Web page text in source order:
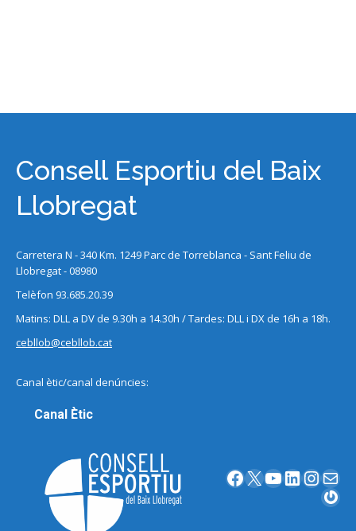
Consell Esportiu del Baix
Llobregat
Carretera N - 340 Km. 1249 Parc de Torreblanca - Sant Feliu de
Llobregat - 08980
Telèfon 93.685.20.39
Matins: DLL a DV de 9.30h a 14.30h / Tardes: DLL i DX de 16h a 18h.
cebllob@cebllob.cat
Canal ètic/canal denúncies:
Canal Ètic
Facebook X YouTube LinkedIn InstagramCorreu electrònic
Gravatar